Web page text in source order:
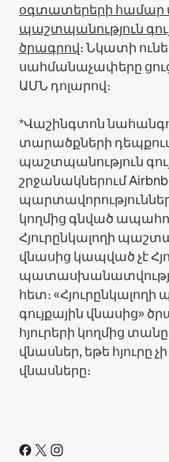
օգտատերերի համար
պաշտպանություն
ծրագրով։ Նկատի
սահմանաչափերը
ԱՄՆ դոլարով։
*Վաշինգտոն
տարածքների դեպքում
պաշտպանություն
շրջանակներում
կողմից գնված
Հյուրընկալողի
վնասից կապված չէ
հետ։
գույքային վնասից»
հյուրերի կողմից
վնասներ, եթե հյուրը
վնասները։